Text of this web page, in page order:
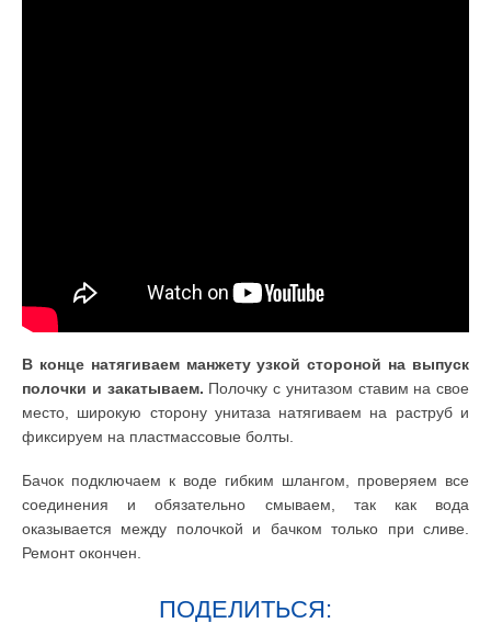
В конце натягиваем манжету узкой стороной на выпуск
полочки и закатываем. Полочку с унитазом ставим на свое
место, широкую сторону унитаза натягиваем на раструб и
фиксируем на пластмассовые болты.
Бачок подключаем к воде гибким шлангом, проверяем все
соединения и обязательно смываем, так как вода
оказывается между полочкой и бачком только при сливе.
Ремонт окончен.
ПОДЕЛИТЬСЯ: